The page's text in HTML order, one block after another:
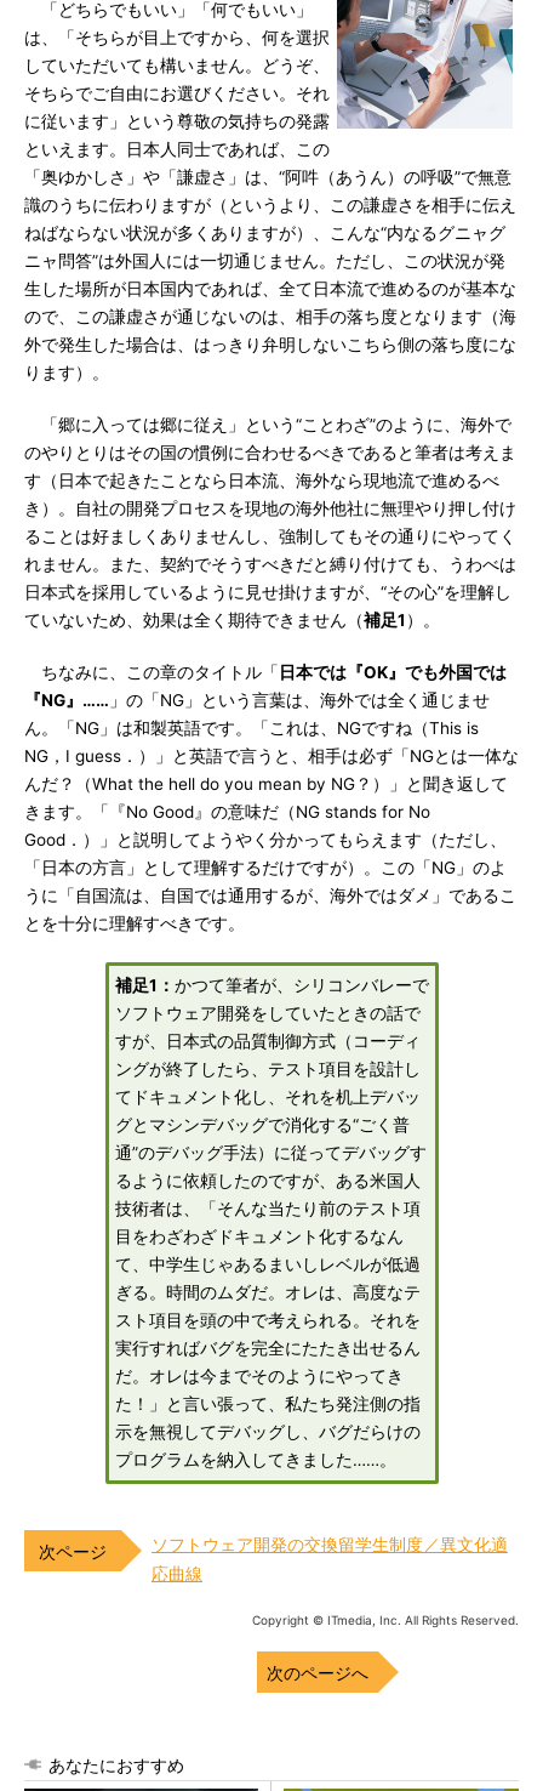
「どちらでもいい」「何でもいい」
は、「そちらが目上ですから、何を選択
していただいても構いません。どうぞ、
そちらでご自由にお選びください。それ
に従います」という尊敬の気持ちの発露
といえます。日本人同士であれば、この
「奥ゆかしさ」や「謙虚さ」は、“阿吽（あうん）の呼吸”で無意
識のうちに伝わりますが（というより、この謙虚さを相手に伝え
ねばならない状況が多くありますが）、こんな“内なるグニャグ
ニャ問答”は外国人には一切通じません。ただし、この状況が発
生した場所が日本国内であれば、全て日本流で進めるのが基本な
ので、この謙虚さが通じないのは、相手の落ち度となります（海
外で発生した場合は、はっきり弁明しないこちら側の落ち度にな
ります）。
「郷に入っては郷に従え」という“ことわざ”のように、海外で
のやりとりはその国の慣例に合わせるべきであると筆者は考えま
す（日本で起きたことなら日本流、海外なら現地流で進めるべ
き）。自社の開発プロセスを現地の海外他社に無理やり押し付け
ることは好ましくありませんし、強制してもその通りにやってく
れません。また、契約でそうすべきだと縛り付けても、うわべは
日本式を採用しているように見せ掛けますが、“その心”を理解し
ていないため、効果は全く期待できません（補足1 ）。
ちなみに、この章のタイトル「 日本では『OK』でも外国では
『NG』…… 」の「NG」という言葉は、海外では全く通じませ
ん。「NG」は和製英語です。「これは、NGですね（This is
NG，I guess．）」と英語で言うと、相手は必ず「NGとは一体な
んだ？（What the hell do you mean by NG？）」と聞き返して
きます。「『No Good』の意味だ（NG stands for No
Good．）」と説明してようやく分かってもらえます（ただし、
「日本の方言」として理解するだけですが）。この「NG」のよ
うに「自国流は、自国では通用するが、海外ではダメ」であるこ
とを十分に理解すべきです。
補足1： かつて筆者が、シリコンバレーで
ソフトウェア開発をしていたときの話で
すが、日本式の品質制御方式（コーディ
ングが終了したら、テスト項目を設計し
てドキュメント化し、それを机上デバッ
グとマシンデバッグで消化する“ごく普
通”のデバッグ手法）に従ってデバッグす
るように依頼したのですが、ある米国人
技術者は、「そんな当たり前のテスト項
目をわざわざドキュメント化するなん
て、中学生じゃあるまいしレベルが低過
ぎる。時間のムダだ。オレは、高度なテ
スト項目を頭の中で考えられる。それを
実行すればバグを完全にたたき出せるん
だ。オレは今までそのようにやってき
た！」と言い張って、私たち発注側の指
示を無視してデバッグし、バグだらけの
プログラムを納入してきました……。
ソフトウェア開発の交換留学生制度／異文化適
応曲線
Copyright © ITmedia, Inc. All Rights Reserved.
次のページへ
あなたにおすすめ